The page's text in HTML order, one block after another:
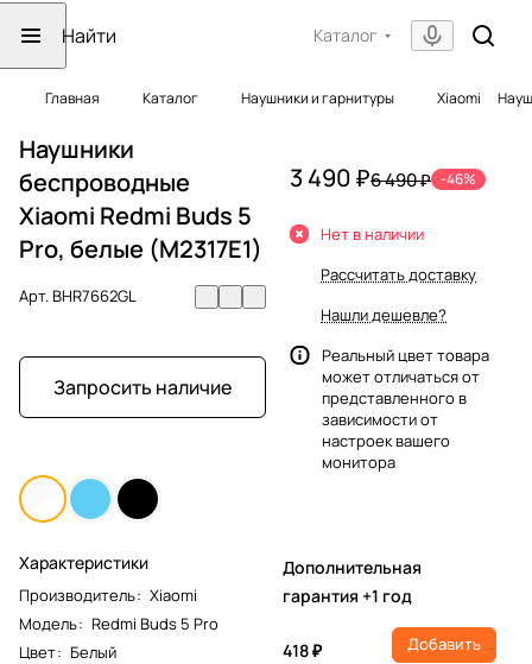
Каталог
Главная Каталог Наушники и гарнитуры Xiaomi
Наушники
беспроводные
Xiaomi Redmi Buds 5
Pro, белые (M2317E1)
Арт.BHR7662GL
Запросить наличие
Характеристики
Производитель: Xiaomi
Модель: Redmi Buds 5 Pro
Цвет: Белый
3 490 ₽6 490 ₽ -46%
Нет в наличии
Рассчитать доставку
Нашли дешевле?
Реальный цвет товара
может отличаться от
представленного в
зависимости от
настроек вашего
монитора
Дополнительная
гарантия +1 год
418 ₽ Добавить